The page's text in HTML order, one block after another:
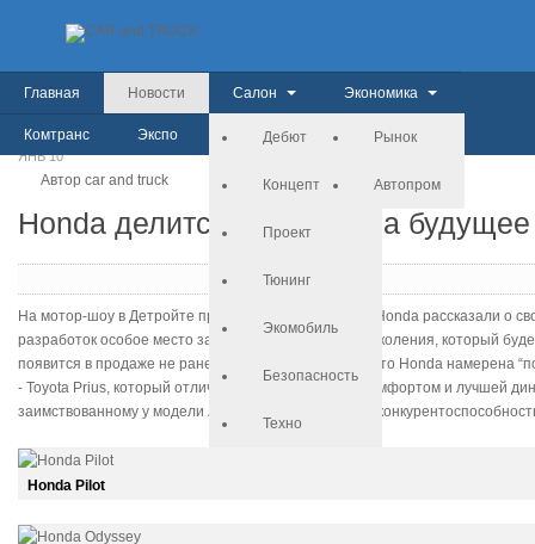
Главная Новости Салон
Дебют
Концепт
Проект
Тюнинг
Экомобиль
Безопасность
Техно
Экономика
Рынок
Автопром
Комтранс Экспо История
ЯНВ 10
Автор car and truck
Honda делится планами на будущее
На мотор-шоу в Детройте представители компании Honda рассказали о
разработок особое место занимает Insight нового поколения, который
появится в продаже не ранее 2018 года. Очевидно, что Honda намерена
- Toyota Prius, который отличается более высоким комфортом и лучшей
заимствованному у модели Accord Hybrid 2017 года,
Honda Pilot